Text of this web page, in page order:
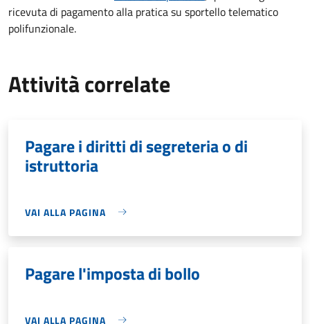
ricevuta di pagamento alla pratica su sportello telematico
polifunzionale.
Attività correlate
Pagare i diritti di segreteria o di
istruttoria
VAI ALLA PAGINA
Pagare l'imposta di bollo
VAI ALLA PAGINA